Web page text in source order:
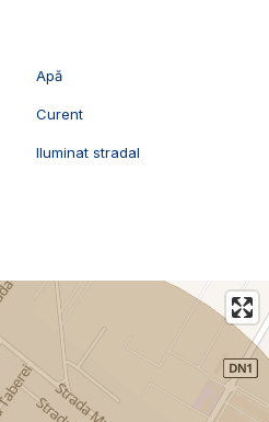
Apă
Curent
Iluminat stradal